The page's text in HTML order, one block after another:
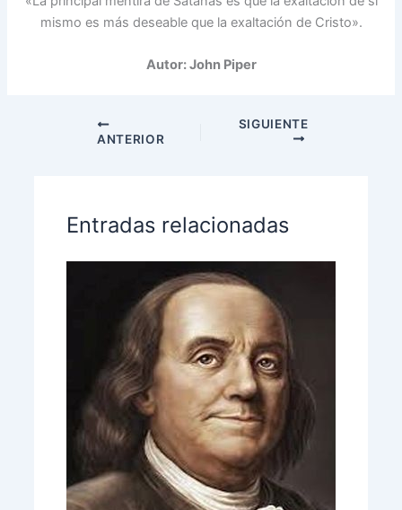
mismo es más deseable que la exaltación de Cristo».
Autor: John Piper
ANTERIOR
SIGUIENTE
Entradas relacionadas